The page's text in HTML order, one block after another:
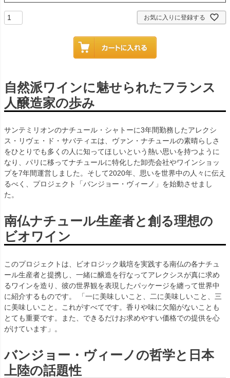
お気に入りに登録する
自然派ワインに魅せられたフランス
人醸造家の歩み
サンテミリオンのナチュール・シャトーに3年間勤務したアレクシ
ス・リヴェ・ド・サバティエは、ヴァン・ナチュールの素晴らしさ
をひとりでも多くの人に知ってほしいという熱い思いを持つように
なり、パリに移ってナチュールに特化した卸売会社やワインショッ
プを7年間運営しました。そして2020年、思いを世界中の人々に伝え
るべく、プロジェクト「バンジョー・ヴィーノ」を始動させまし
た。
南仏ナチュール生産者と創る理想の
ビオワイン
このプロジェクトは、ビオロジック栽培を実践する南仏の各ナチュ
ール生産者と提携し、一緒に醸造を行なってアレクシスが真に求め
るワインを造り、彼の世界観を表現したパッケージを纏って世界中
に紹介するものです。 「一に美味しいこと、二に美味しいこと、三
に美味しいこと。これがすべてです。香りや味に欠陥がないことも
とても重要です。また、できるだけお求めやすい価格での提供を心
がけています」。
バンジョー・ヴィーノの哲学と日本
上陸の話題性